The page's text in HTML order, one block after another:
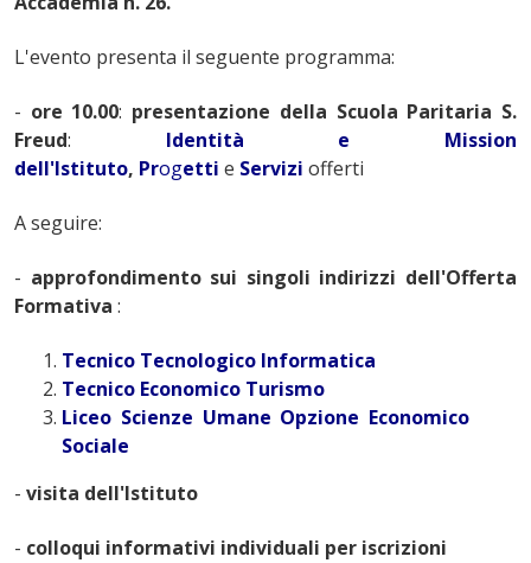
L'evento presenta il seguente programma:
- ore 10.00: presentazione della Scuola Paritaria S.
Freud:
Identità e Mission
dell'Istituto, Progetti e Servizi offerti
A seguire:
- approfondimento sui singoli indirizzi dell'Offerta
Formativa :
Tecnico Tecnologico Informatica
Tecnico Economico Turismo
Liceo Scienze Umane Opzione Economico
Sociale
- visita dell'Istituto
- colloqui informativi individuali per iscrizioni